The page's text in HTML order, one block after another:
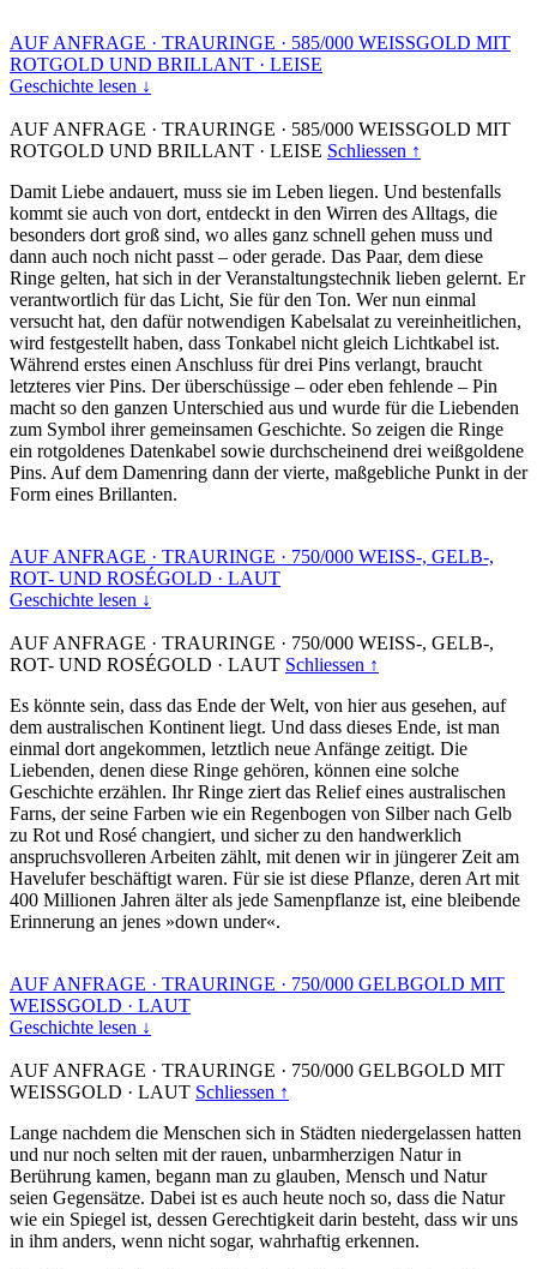
AUF ANFRAGE · TRAURINGE · 585/000 WEISSGOLD MIT
ROTGOLD UND BRILLANT · LEISE
Geschichte lesen ↓
AUF ANFRAGE · TRAURINGE · 585/000 WEISSGOLD MIT
ROTGOLD UND BRILLANT · LEISE Schliessen ↑
Damit Liebe andauert, muss sie im Leben liegen. Und bestenfalls
kommt sie auch von dort, entdeckt in den Wirren des Alltags, die
besonders dort groß sind, wo alles ganz schnell gehen muss und
dann auch noch nicht passt – oder gerade. Das Paar, dem diese
Ringe gelten, hat sich in der Veranstaltungstechnik lieben gelernt. Er
verantwortlich für das Licht, Sie für den Ton. Wer nun einmal
versucht hat, den dafür notwendigen Kabelsalat zu vereinheitlichen,
wird festgestellt haben, dass Tonkabel nicht gleich Lichtkabel ist.
Während erstes einen Anschluss für drei Pins verlangt, braucht
letzteres vier Pins. Der überschüssige – oder eben fehlende – Pin
macht so den ganzen Unterschied aus und wurde für die Liebenden
zum Symbol ihrer gemeinsamen Geschichte. So zeigen die Ringe
ein rotgoldenes Datenkabel sowie durchscheinend drei weißgoldene
Pins. Auf dem Damenring dann der vierte, maßgebliche Punkt in der
Form eines Brillanten.
AUF ANFRAGE · TRAURINGE · 750/000 WEISS-, GELB-,
ROT- UND ROSÉGOLD · LAUT
Geschichte lesen ↓
AUF ANFRAGE · TRAURINGE · 750/000 WEISS-, GELB-,
ROT- UND ROSÉGOLD · LAUT Schliessen ↑
Es könnte sein, dass das Ende der Welt, von hier aus gesehen, auf
dem australischen Kontinent liegt. Und dass dieses Ende, ist man
einmal dort angekommen, letztlich neue Anfänge zeitigt. Die
Liebenden, denen diese Ringe gehören, können eine solche
Geschichte erzählen. Ihr Ringe ziert das Relief eines australischen
Farns, der seine Farben wie ein Regenbogen von Silber nach Gelb
zu Rot und Rosé changiert, und sicher zu den handwerklich
anspruchsvolleren Arbeiten zählt, mit denen wir in jüngerer Zeit am
Havelufer beschäftigt waren. Für sie ist diese Pflanze, deren Art mit
400 Millionen Jahren älter als jede Samenpflanze ist, eine bleibende
Erinnerung an jenes »down under«.
AUF ANFRAGE · TRAURINGE · 750/000 GELBGOLD MIT
WEISSGOLD · LAUT
Geschichte lesen ↓
AUF ANFRAGE · TRAURINGE · 750/000 GELBGOLD MIT
WEISSGOLD · LAUT Schliessen ↑
Lange nachdem die Menschen sich in Städten niedergelassen hatten
und nur noch selten mit der rauen, unbarmherzigen Natur in
Berührung kamen, begann man zu glauben, Mensch und Natur
seien Gegensätze. Dabei ist es auch heute noch so, dass die Natur
wie ein Spiegel ist, dessen Gerechtigkeit darin besteht, dass wir uns
in ihm anders, wenn nicht sogar, wahrhaftig erkennen.